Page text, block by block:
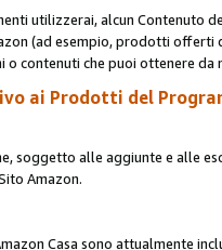
utilizzerai, alcun Contenuto
(ad esempio, prodotti
contenuti che puoi ottenere da
ai Prodotti del
soggetto alle aggiunte e alle
Amazon.
Casa sono attualmente